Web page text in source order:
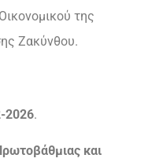
της
Ζακύνθου.
2026.
και